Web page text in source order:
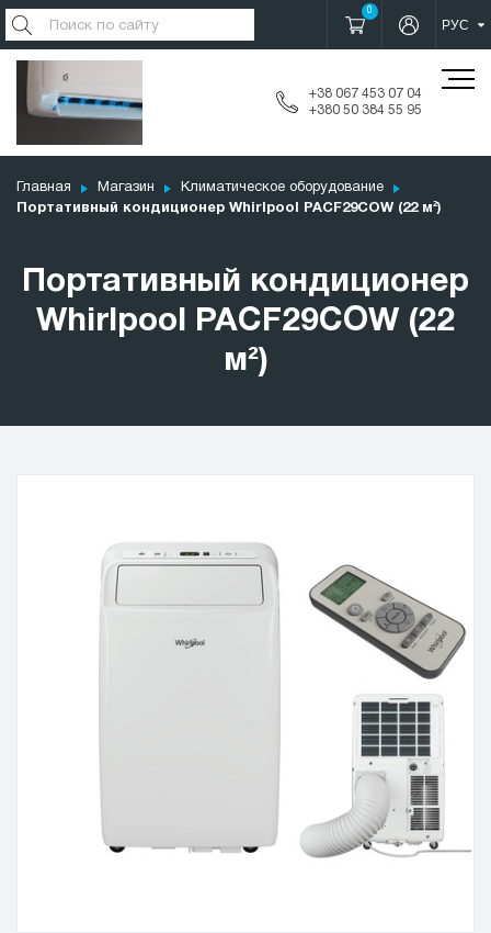
0
+38 067 453 07 04
+380 50 384 55 95
Главная Магазин
Климатическое оборудование
Портативный кондиционер Whirlpool PACF29COW (22 м²)
Портативный кондиционер
Whirlpool PACF29COW (22
м²)